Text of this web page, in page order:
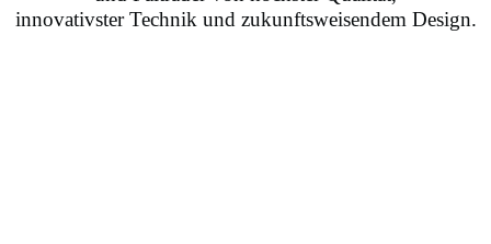
innovativster Technik und zukunftsweisendem Design.